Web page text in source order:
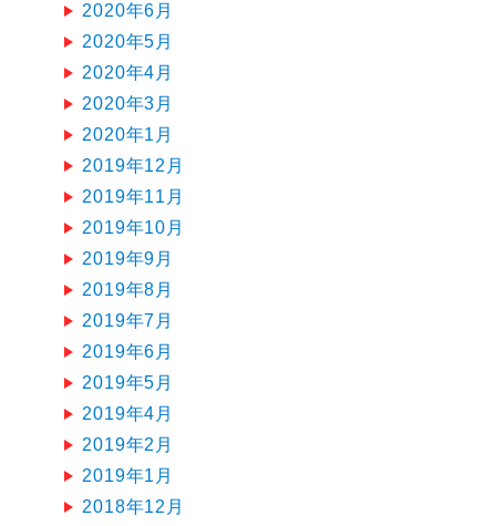
2020年6月
2020年5月
2020年4月
2020年3月
2020年1月
2019年12月
2019年11月
2019年10月
2019年9月
2019年8月
2019年7月
2019年6月
2019年5月
2019年4月
2019年2月
2019年1月
2018年12月